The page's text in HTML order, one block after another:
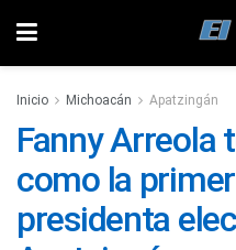
Inicio Michoacán Apatzingán
Fanny Arreola
como la
presidenta